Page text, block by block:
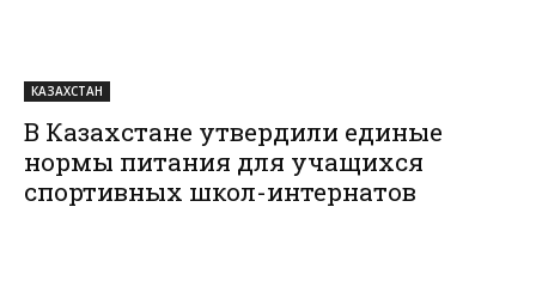
КАЗАХСТАН
В Казахстане утвердили единые
нормы питания для учащихся
спортивных школ-интернатов